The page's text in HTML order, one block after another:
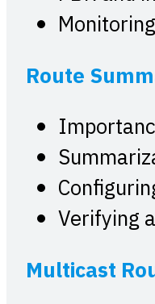
Route
Verifying
Multicast